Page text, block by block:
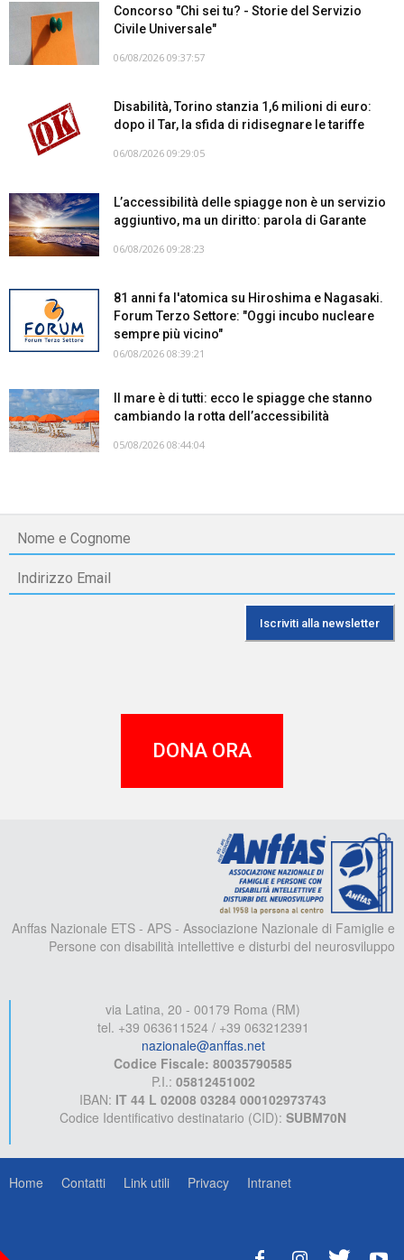
Concorso "Chi sei tu? - Storie del Servizio
Civile Universale"
06/08/2026 09:37:57
Disabilità, Torino stanzia 1,6 milioni di euro:
dopo il Tar, la sfida di ridisegnare le tariffe
06/08/2026 09:29:05
L’accessibilità delle spiagge non è un servizio
aggiuntivo, ma un diritto: parola di Garante
06/08/2026 09:28:23
81 anni fa l'atomica su Hiroshima e Nagasaki.
Forum Terzo Settore: "Oggi incubo nucleare
sempre più vicino"
06/08/2026 08:39:21
Il mare è di tutti: ecco le spiagge che stanno
cambiando la rotta dell’accessibilità
05/08/2026 08:44:04
DONA ORA
Anffas Nazionale ETS - APS - Associazione Nazionale di Famiglie e
Persone con disabilità intellettive e disturbi del neurosviluppo
via Latina, 20 - 00179 Roma (RM)
tel. +39 063611524 / +39 063212391
nazionale@anffas.net
Codice Fiscale: 80035790585
P.I.: 05812451002
IBAN: IT 44 L 02008 03284 000102973743
Codice Identificativo destinatario (CID): SUBM70N
Home Contatti Link utili Privacy Intranet